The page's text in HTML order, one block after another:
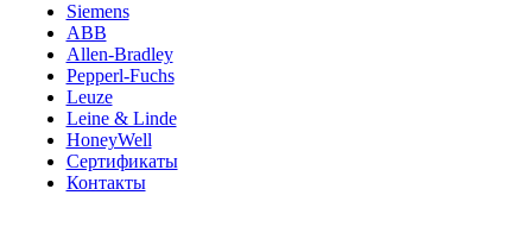
Siemens
ABB
Allen-Bradley
Pepperl-Fuchs
Leuze
Leine & Linde
HoneyWell
Сертификаты
Контакты